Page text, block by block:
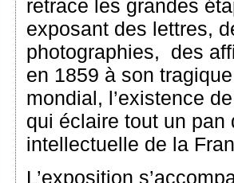
retrace les grandes
exposant des lettres,
photographies,
des
en 1859 à son
mondial, l’existence
qui éclaire tout un pan
intellectuelle de la
L’exposition